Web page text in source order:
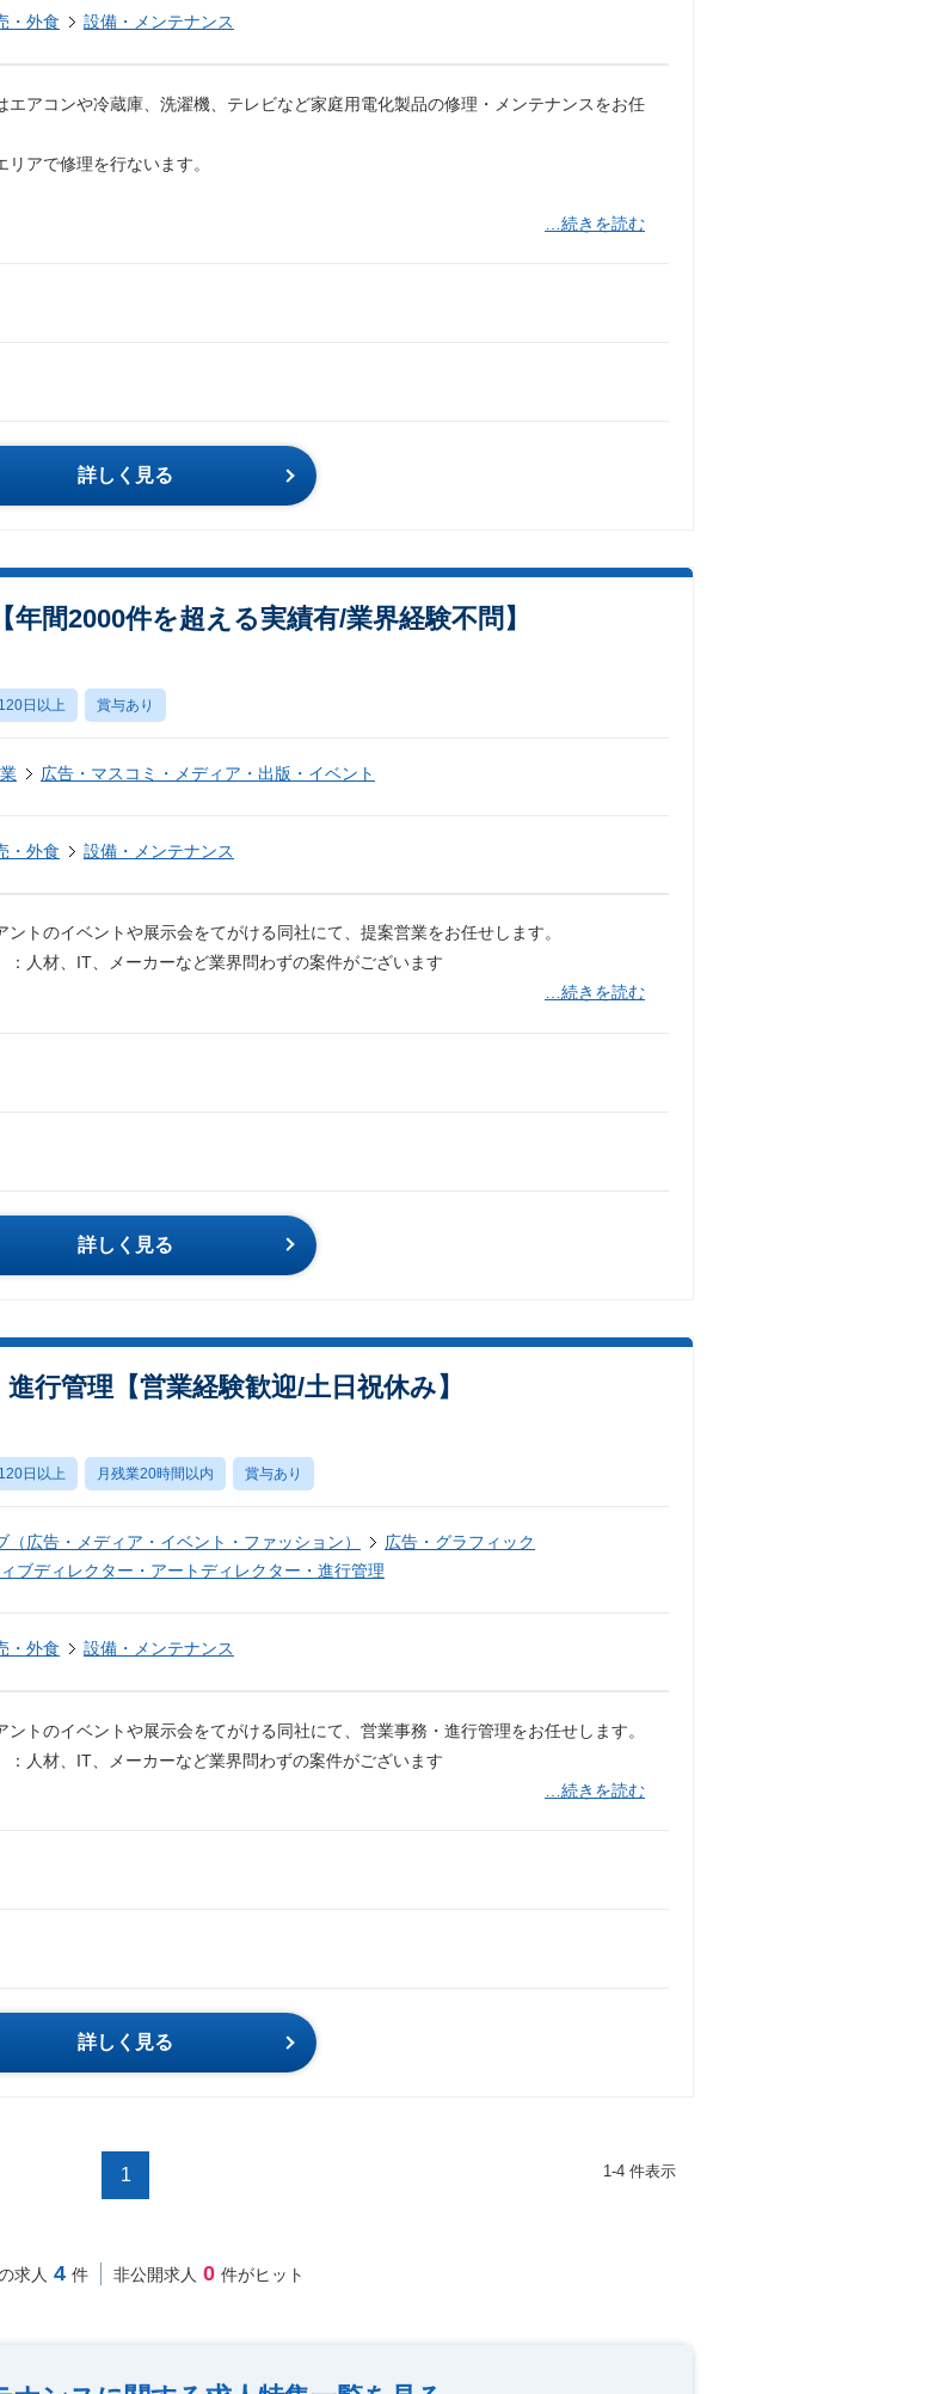
・外食 設備・メンテナンス
エアコンや冷蔵庫、洗濯機、テレビなど家庭用電化製品の修理・メンテナンスをお任
リアで修理を行ないます。
…続きを読む
詳しく見る
間2000件を超える実績有/業界経験不問】
日以上 賞与あり
広告・マスコミ・メディア・出版・イベント
・外食 設備・メンテナンス
トのイベントや展示会をてがける同社にて、提案営業をお任せします。
材、IT、メーカーなど業界問わずの案件がございます
…続きを読む
詳しく見る
行管理【営業経験歓迎/土日祝休み】
日以上 月残業20時間以内 賞与あり
（広告・メディア・イベント・ファッション）
広告・グラフィック
ブディレクター・アートディレクター・進行管理
・外食 設備・メンテナンス
トのイベントや展示会をてがける同社にて、営業事務・進行管理をお任せします。
材、IT、メーカーなど業界問わずの案件がございます
…続きを読む
詳しく見る
1 1-4 件表示
求人 4 件 非公開求人 0 件がヒット